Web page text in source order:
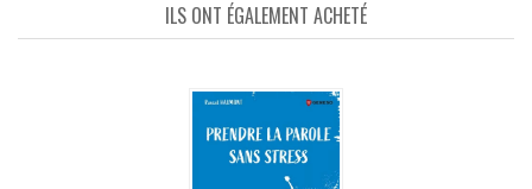
ILS ONT ÉGALEMENT ACHETÉ